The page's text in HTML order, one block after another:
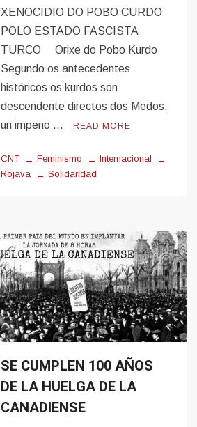
XENOCIDIO DO POBO CURDO
POLO ESTADO FASCISTA
TURCO Orixe do Pobo Kurdo
Segundo os antecedentes
históricos os kurdos son
descendente directos dos Medos,
un imperio …
READ MORE
CNT Feminismo
Internacional
Rojava
Solidaridad
Eventos
Noticias
Sindicalismo
SE CUMPLEN 100 AÑOS
DE LA HUELGA DE LA
CANADIENSE